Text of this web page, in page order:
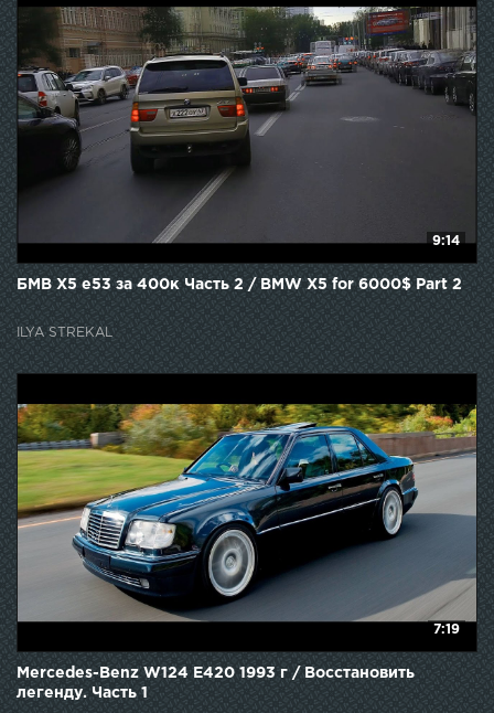
9:14
БМВ Х5 е53 за 400к Часть 2 / BMW X5 for 6000$ Part 2
ILYA STREKAL
7:19
Mercedes-Benz W124 E420 1993 г / Восстановить
легенду. Часть 1